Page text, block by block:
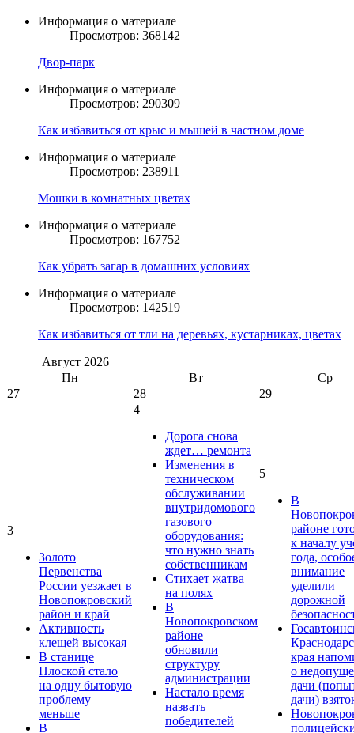
Информация о материале
Просмотров: 368142
Двор-парк
Информация о материале
Просмотров: 290309
Как избавиться от крыс и мышей в частном доме
Информация о материале
Просмотров: 238911
Мошки в комнатных цветах
Информация о материале
Просмотров: 167752
Как убрать загар в домашних условиях
Информация о материале
Просмотров: 142519
Как избавиться от тли на деревьях, кустарниках, цветах
Август 2026
Пн
Вт
Ср
27
28 29
3
Золото
Первенства
России уезжает в
Новопокровский
район и край
Активность
клещей высокая
В станице
Плоской стало
на одну бытовую
проблему
меньше
В
4
Дорога снова
ждет… ремонта
Изменения в
техническом
обслуживании
внутридомового
газового
оборудования:
что нужно знать
собственникам
Стихает жатва
на полях
В
Новопокровском
районе
обновили
структуру
администрации
Настало время
назвать
победителей
5
В
районе
к началу
года,
внимание
уделили
дорожной
края
о
дачи
дачи)